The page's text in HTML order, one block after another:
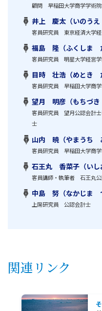
顧問 早稲田大学商学学術
井上 慶太（いのうえ
客員研究員 東京経済大学
福島 隆（ふくしま
客員研究員 明星大学経営
目時 壮浩（めとき
客員研究員 早稲田大学商
望月 明彦（もちづき
客員研究員 望月公認会計士
士
山内 暁（やまうち
客員研究員 早稲田大学商
石王丸 香菜子（いし
客員講師・執筆者 石王丸
中島 努（なかじま
上席研究員 公認会計士
関連リンク